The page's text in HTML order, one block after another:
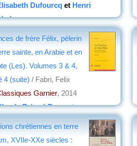
Dufourcq et Henri
de frère Félix, pèlerin
sainte, en Arabie et en
(Les). Volumes 3 & 4,
4 (suite) / Fabri, Felix
Garnier, 2014
Briand-Ponsart
chrétiennes en terre
XVIIe-XXe siècles :